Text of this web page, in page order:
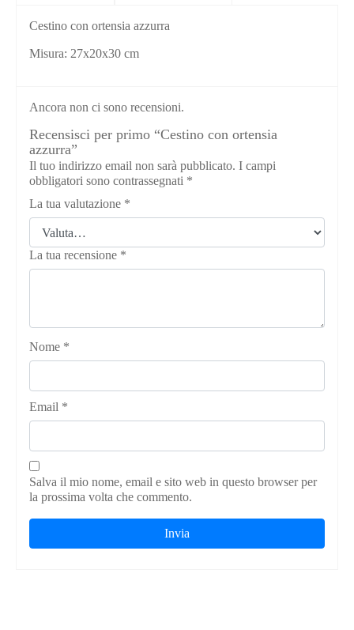
Cestino con ortensia azzurra
Misura: 27x20x30 cm
Ancora non ci sono recensioni.
Recensisci per primo “Cestino con ortensia
azzurra”
Il tuo indirizzo email non sarà pubblicato. I campi
obbligatori sono contrassegnati *
La tua valutazione *
La tua recensione *
Nome *
Email *
Salva il mio nome, email e sito web in questo browser per
la prossima volta che commento.